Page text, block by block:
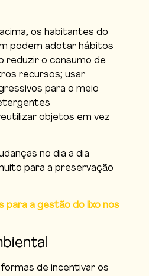
os habitantes do
podem adotar hábitos
reduzir o consumo de
recursos; usar
para o meio
objetos em vez
no dia a dia
para a preservação
para a gestão do lixo nos
de incentivar os